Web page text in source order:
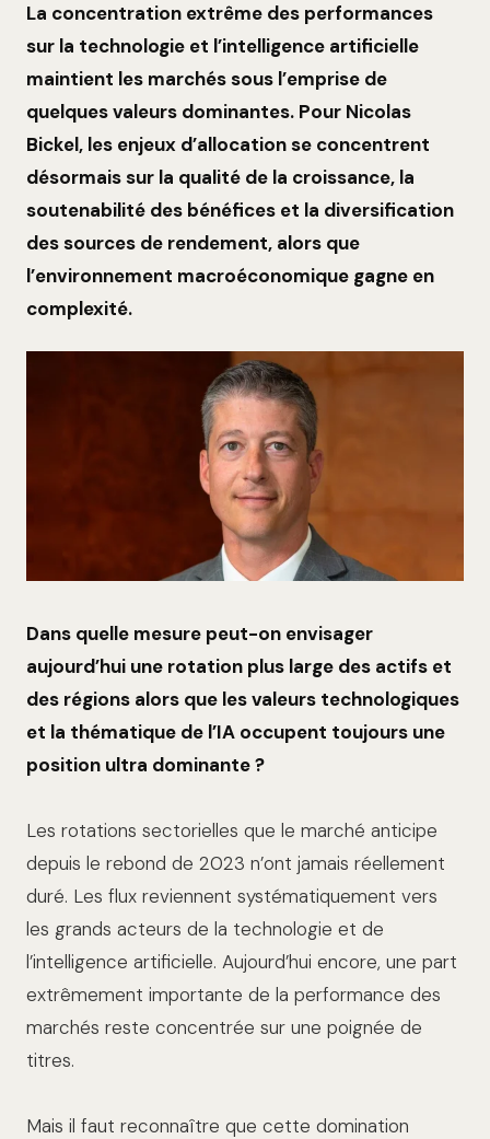
La concentration extrême des performances
sur la technologie et l’intelligence artificielle
maintient les marchés sous l’emprise de
quelques valeurs dominantes. Pour Nicolas
Bickel, les enjeux d’allocation se concentrent
désormais sur la qualité de la croissance, la
soutenabilité des bénéfices et la diversification
des sources de rendement, alors que
l’environnement macroéconomique gagne en
complexité.
Dans quelle mesure peut-on envisager
aujourd’hui une rotation plus large des actifs et
des régions alors que les valeurs technologiques
et la thématique de l’IA occupent toujours une
position ultra dominante ?
Les rotations sectorielles que le marché anticipe
depuis le rebond de 2023 n’ont jamais réellement
duré. Les flux reviennent systématiquement vers
les grands acteurs de la technologie et de
l’intelligence artificielle. Aujourd’hui encore, une part
extrêmement importante de la performance des
marchés reste concentrée sur une poignée de
titres.
Mais il faut reconnaître que cette domination